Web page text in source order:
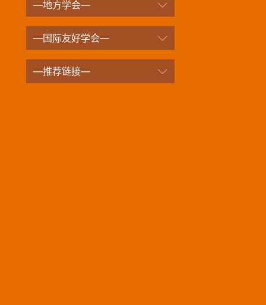
—地方学会—
—国际友好学会—
—推荐链接—